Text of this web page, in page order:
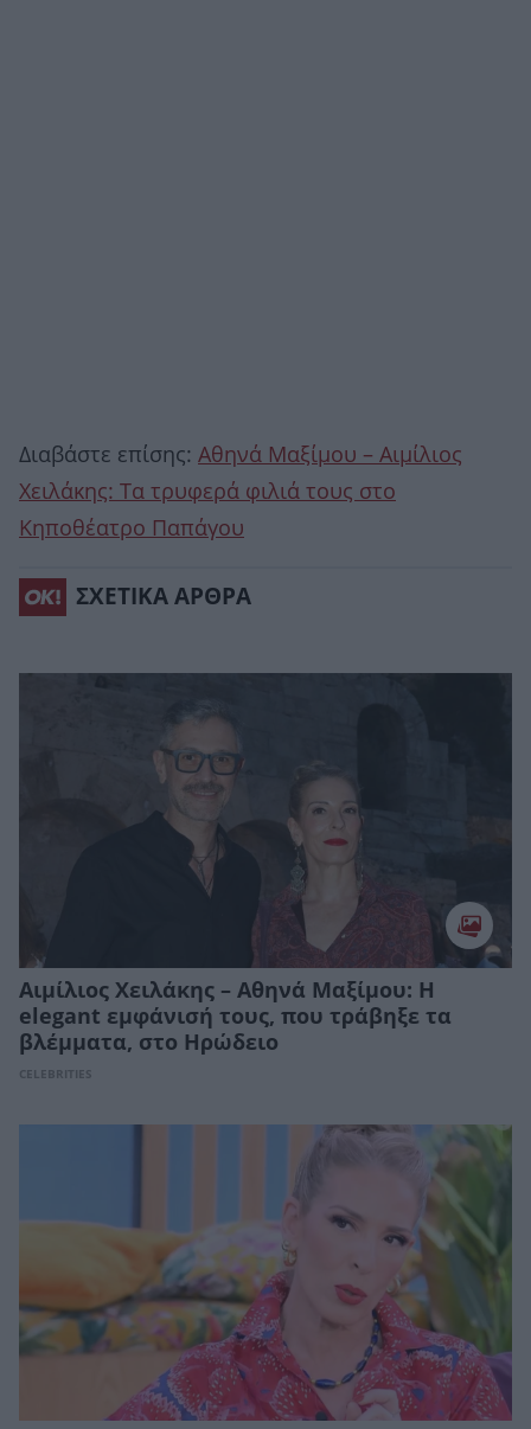
Διαβάστε επίσης: Αθηνά Μαξίμου – Αιμίλιος
Χειλάκης: Τα τρυφερά φιλιά τους στο
Κηποθέατρο Παπάγου
ΣΧΕΤΙΚΑ ΑΡΘΡΑ
Αιμίλιος Χειλάκης – Αθηνά Μαξίμου: H
elegant εμφάνισή τους, που τράβηξε τα
βλέμματα, στο Ηρώδειο
CELEBRITIES